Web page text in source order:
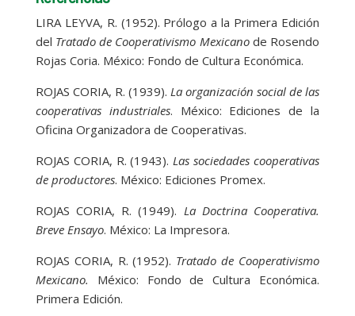
LIRA LEYVA, R. (1952). Prólogo a la Primera Edición
del Tratado de Cooperativismo Mexicanode Rosendo
Rojas Coria. México: Fondo de Cultura Económica.
ROJAS CORIA, R. (1939). La organización social de las
cooperativas industriales. México: Ediciones de la
Oficina Organizadora de Cooperativas.
ROJAS CORIA, R. (1943).Las sociedades cooperativas
de productores. México: Ediciones Promex.
ROJAS CORIA, R. (1949). La Doctrina Cooperativa.
Breve Ensayo. México: La Impresora.
ROJAS CORIA, R. (1952). Tratado de Cooperativismo
Mexicano. México: Fondo de Cultura Económica.
Primera Edición.